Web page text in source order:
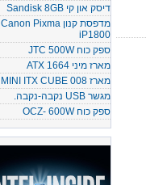
דיסק און קי Sandisk 8GB
מדפסת קנון Canon Pixma
iP1800
ספק כוח JTC 500W
מארז מיני ATX 1664
מארז MINI ITX CUBE 008
מגשר USB נקבה-נקבה.
ספק כוח OCZ- 600W